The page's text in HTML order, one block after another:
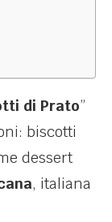
di Prato”
biscotti
dessert
, italiana